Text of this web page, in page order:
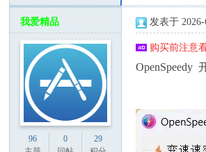
我爱精品
96
0
29
发表于
购买前注意
OpenSpeedy